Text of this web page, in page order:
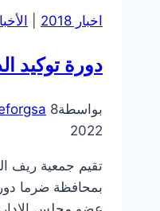
اخبار 2018
دورة توكيد
بواسطة8 أكتوبر، 2018
2022
تقيم جمعية ريف
بمحافظة ضرما